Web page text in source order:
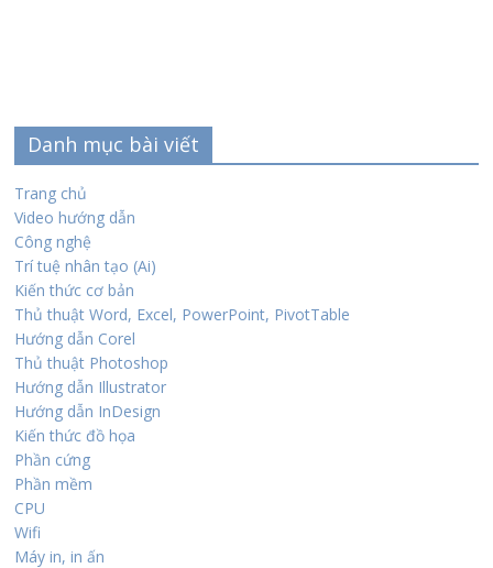
Danh mục bài viết
Trang chủ
Video hướng dẫn
Công nghệ
Trí tuệ nhân tạo (Ai)
Kiến thức cơ bản
Thủ thuật Word, Excel, PowerPoint, PivotTable
Hướng dẫn Corel
Thủ thuật Photoshop
Hướng dẫn Illustrator
Hướng dẫn InDesign
Kiến thức đồ họa
Phần cứng
Phần mềm
CPU
Wifi
Máy in, in ấn